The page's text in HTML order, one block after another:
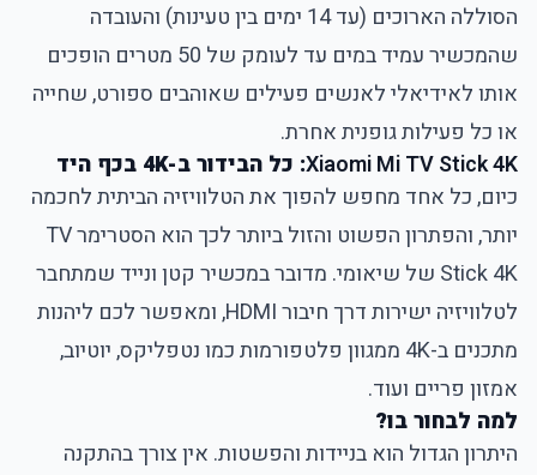
הסוללה הארוכים (עד 14 ימים בין טעינות) והעובדה
שהמכשיר עמיד במים עד לעומק של 50 מטרים הופכים
אותו לאידיאלי לאנשים פעילים שאוהבים ספורט, שחייה
או כל פעילות גופנית אחרת.
Xiaomi Mi TV Stick 4K: כל הבידור ב-4K בכף היד
כיום, כל אחד מחפש להפוך את הטלוויזיה הביתית לחכמה
יותר, והפתרון הפשוט והזול ביותר לכך הוא הסטרימר TV
Stick 4K של שיאומי. מדובר במכשיר קטן ונייד שמתחבר
לטלוויזיה ישירות דרך חיבור HDMI, ומאפשר לכם ליהנות
מתכנים ב-4K ממגוון פלטפורמות כמו נטפליקס, יוטיוב,
אמזון פריים ועוד.
למה לבחור בו?
היתרון הגדול הוא בניידות והפשטות. אין צורך בהתקנה